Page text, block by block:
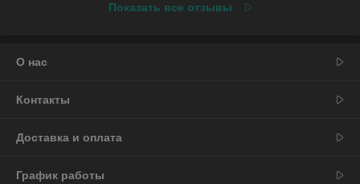
Показать все отзывы
О нас
Контакты
Доставка и оплата
График работы